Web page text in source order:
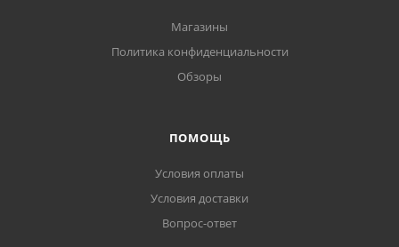
Магазины
Политика конфиденциальности
Обзоры
ПОМОЩЬ
Условия оплаты
Условия доставки
Вопрос-ответ